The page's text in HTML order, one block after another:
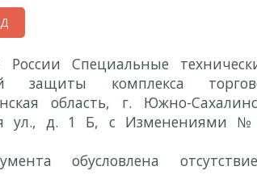
Специальные
защиты комплекса
область, г. Южно-
ул., д. 1 Б, с Изменениями
обусловлена